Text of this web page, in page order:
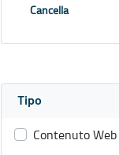
Cancella
Tipo
Contenuto Web